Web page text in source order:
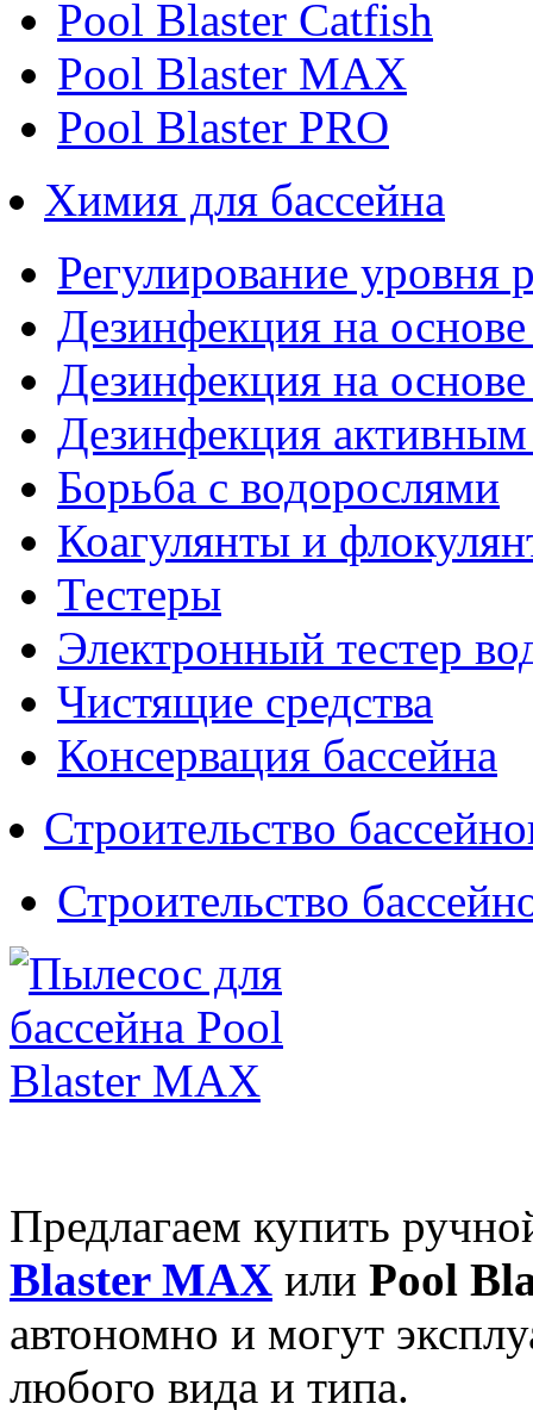
Pool Blaster Catfish
Pool Blaster MAX
Pool Blaster PRO
Химия для бассейна
Регулирование уровня
Дезинфекция на
Дезинфекция на
Дезинфекция
Борьба с водорослями
Коагулянты и
Тестеры
Электронный тестер
Чистящие средства
Консервация бассейна
Строительство
Строительство
Предлагаем купить
Blaster MAX или Pool
автономно и могут
любого вида и типа.